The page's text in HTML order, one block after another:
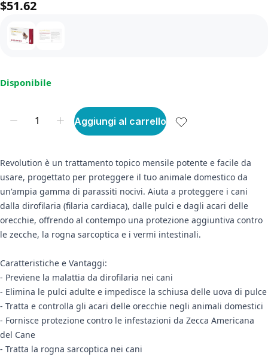
$51.62
Disponibile
Aggiungi al carrello
Revolution è un trattamento topico mensile potente e facile da
usare, progettato per proteggere il tuo animale domestico da
un'ampia gamma di parassiti nocivi. Aiuta a proteggere i cani
dalla dirofilaria (filaria cardiaca), dalle pulci e dagli acari delle
orecchie, offrendo al contempo una protezione aggiuntiva contro
le zecche, la rogna sarcoptica e i vermi intestinali.
Caratteristiche e Vantaggi:
- Previene la malattia da dirofilaria nei cani
- Elimina le pulci adulte e impedisce la schiusa delle uova di pulce
- Tratta e controlla gli acari delle orecchie negli animali domestici
- Fornisce protezione contro le infestazioni da Zecca Americana
del Cane
- Tratta la rogna sarcoptica nei cani